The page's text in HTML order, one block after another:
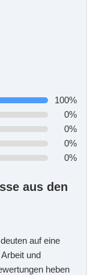
100%
0%
0%
0%
0%
aus den
auf eine
und
heben